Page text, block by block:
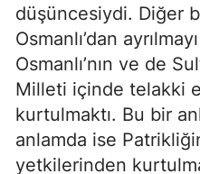
düşüncesiydi. Diğer
Osmanlı’dan
Osmanlı’nın ve de
Milleti içinde telakki
kurtulmaktı. Bu bir
anlamda ise
yetkilerinden